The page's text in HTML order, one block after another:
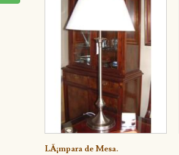
Detalle
LÃ¡mpara de Mesa.